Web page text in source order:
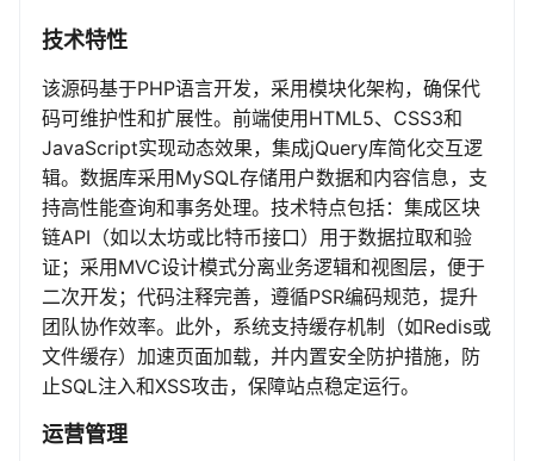
技术特性
该源码基于PHP语言开发，采用模块化架构，确保代
码可维护性和扩展性。前端使用HTML5、CSS3和
JavaScript实现动态效果，集成jQuery库简化交互逻
辑。数据库采用MySQL存储用户数据和内容信息，支
持高性能查询和事务处理。技术特点包括：集成区块
链API（如以太坊或比特币接口）用于数据拉取和验
证；采用MVC设计模式分离业务逻辑和视图层，便于
二次开发；代码注释完善，遵循PSR编码规范，提升
团队协作效率。此外，系统支持缓存机制（如Redis或
文件缓存）加速页面加载，并内置安全防护措施，防
止SQL注入和XSS攻击，保障站点稳定运行。
运营管理